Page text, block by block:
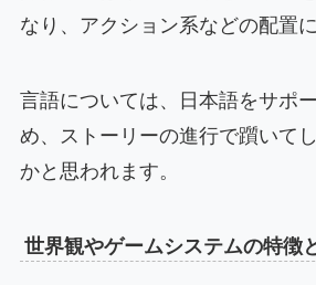
なり、アクション系などの配置
言語については、日本語をサポ
め、ストーリーの進行で躓いて
かと思われます。
世界観やゲームシステムの特徴